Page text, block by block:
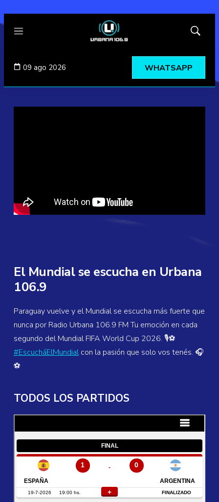
Menú
Mostrar
09 ago 2026 WHATSAPP
El Mundial se escucha en Urbana
106.9
Paraguay vuelve y el Mundial se escucha más fuerte que
nunca por Radio Urbana 106.9 FM Tu emoción en cada
segundo del Mundial FIFA World Cup 2026. 🎙️⚽
#EscucháElMundialcon la pasión que solo vos tenés. 🎧
⚽
TODOS LOS PARTIDOS